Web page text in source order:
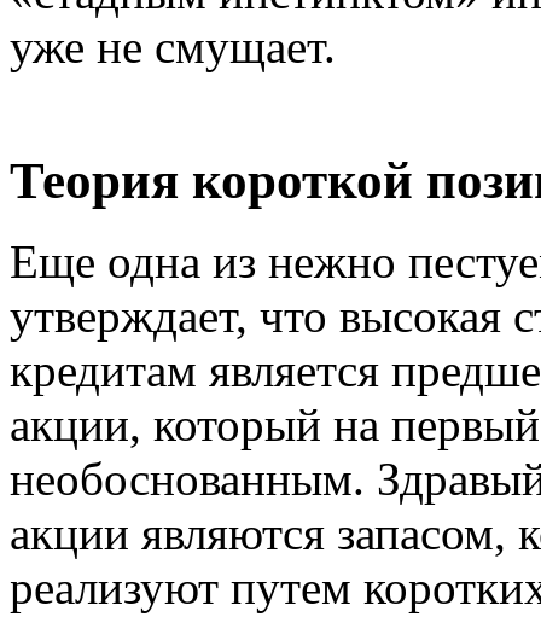
уже не смущает.
Теория короткой
Еще одна из нежно
утверждает, что высокая
кредитам является
акции, который на первый
необоснованным.
акции являются запасом,
реализуют путем